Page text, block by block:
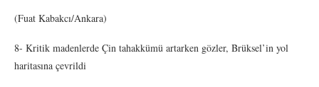
(Fuat Kabakcı/Ankara)
8- Kritik madenlerde Çin tahakkümü artarken gözler, Brüksel’in yol
haritasına çevrildi